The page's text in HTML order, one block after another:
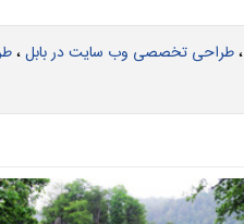
،طراحی تخصصی وب سایت در بابل،